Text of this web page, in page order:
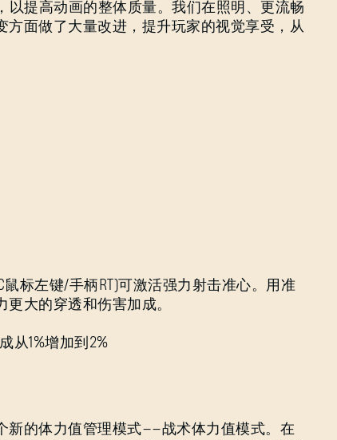
以提高动画的整体质量。我们在照明、更流畅
方面做了大量改进，提升玩家的视觉享受，从
标左键/手柄RT)可激活强力射击准心。用准
大的穿透和伤害加成。
从1%增加到2%
新的体力值管理模式——战术体力值模式。在